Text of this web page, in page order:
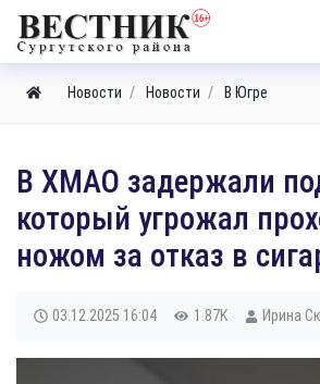
Новости Новости В Югре
​В ХМАО задержали
который угрожал
ножом за отказ в
03.12.2025 16:04 1.87K Ирина